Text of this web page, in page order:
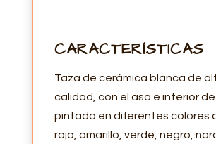
CARACTERÍSTICAS
Taza de cerámica blanca de
calidad, con el asa e interior
pintado en diferentes colores
rojo, amarillo, verde, negro,